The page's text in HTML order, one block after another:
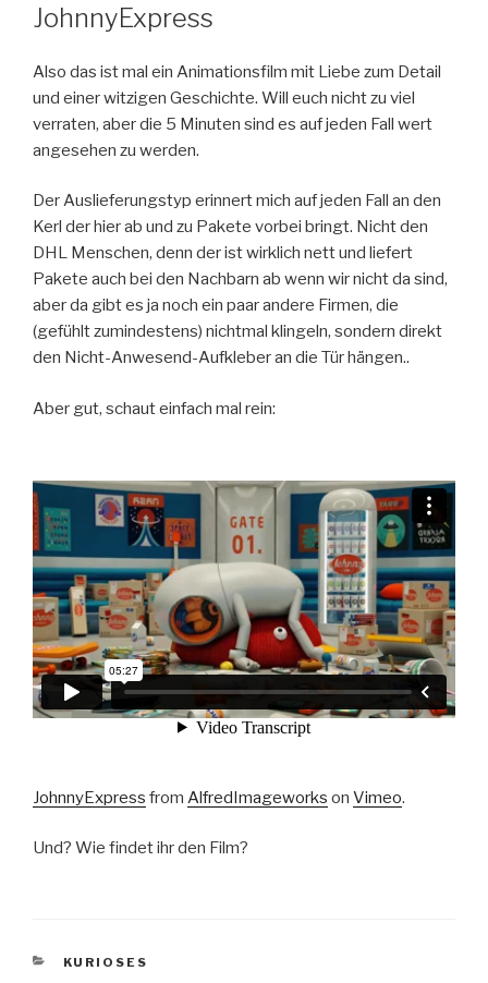
JohnnyExpress
Also das ist mal ein Animationsfilm mit Liebe zum Detail
und einer witzigen Geschichte. Will euch nicht zu viel
verraten, aber die 5 Minuten sind es auf jeden Fall wert
angesehen zu werden.
Der Auslieferungstyp erinnert mich auf jeden Fall an den
Kerl der hier ab und zu Pakete vorbei bringt. Nicht den
DHL Menschen, denn der ist wirklich nett und liefert
Pakete auch bei den Nachbarn ab wenn wir nicht da sind,
aber da gibt es ja noch ein paar andere Firmen, die
(gefühlt zumindestens) nichtmal klingeln, sondern direkt
den Nicht-Anwesend-Aufkleber an die Tür hängen..
Aber gut, schaut einfach mal rein:
JohnnyExpress from AlfredImageworks on Vimeo.
Und? Wie findet ihr den Film?
KATEGORIEN
KURIOSES